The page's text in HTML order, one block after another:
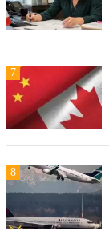
7
8